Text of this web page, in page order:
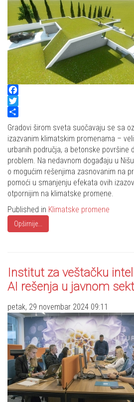
Facebook
Twitter
Share
Gradovi širom sveta suočavaju se sa
izazvanim klimatskim promenama –
urbanih područja, a betonske površine
problem. Na nedavnom događaju u
o mogućim rešenjima zasnovanim na
pomoći u smanjenju efekata ovih
otpornijim na klimatske promene.
Published in Klimatske promene
Opširnije...
Institut za veštačku
AI rešenja u javnom
petak, 29 novembar 2024 09:11